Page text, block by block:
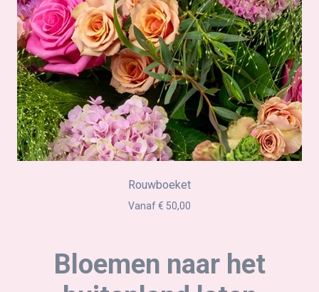
Rouwboeket
Vanaf € 50,00
Bloemen naar het